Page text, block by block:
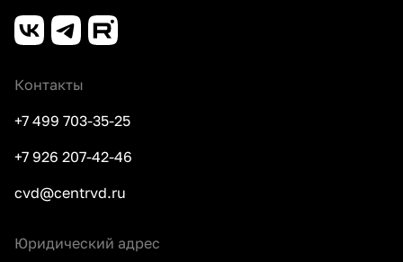
Контакты
+7 499 703-35-25
+7 926 207-42-46
cvd@centrvd.ru
Юридический адрес